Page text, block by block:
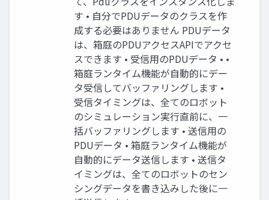
す • ⾃分でPDUデータのクラスを作
成する必要はありません PDUデータ
は、箱庭のPDUアクセスAPIでアクセ
スできます • 受信⽤のPDUデータ • •
箱庭ランタイム機能が⾃動的にデー
タ受信してバッファリングします •
受信タイミングは、全てのロボット
のシミュレーション実⾏直前に、⼀
括バッファリングします • 送信⽤の
PDUデータ • 箱庭ランタイム機能が
⾃動的にデータ送信します • 送信タ
イミングは、全てのロボットのセン
シングデータを書き込みした後に⼀